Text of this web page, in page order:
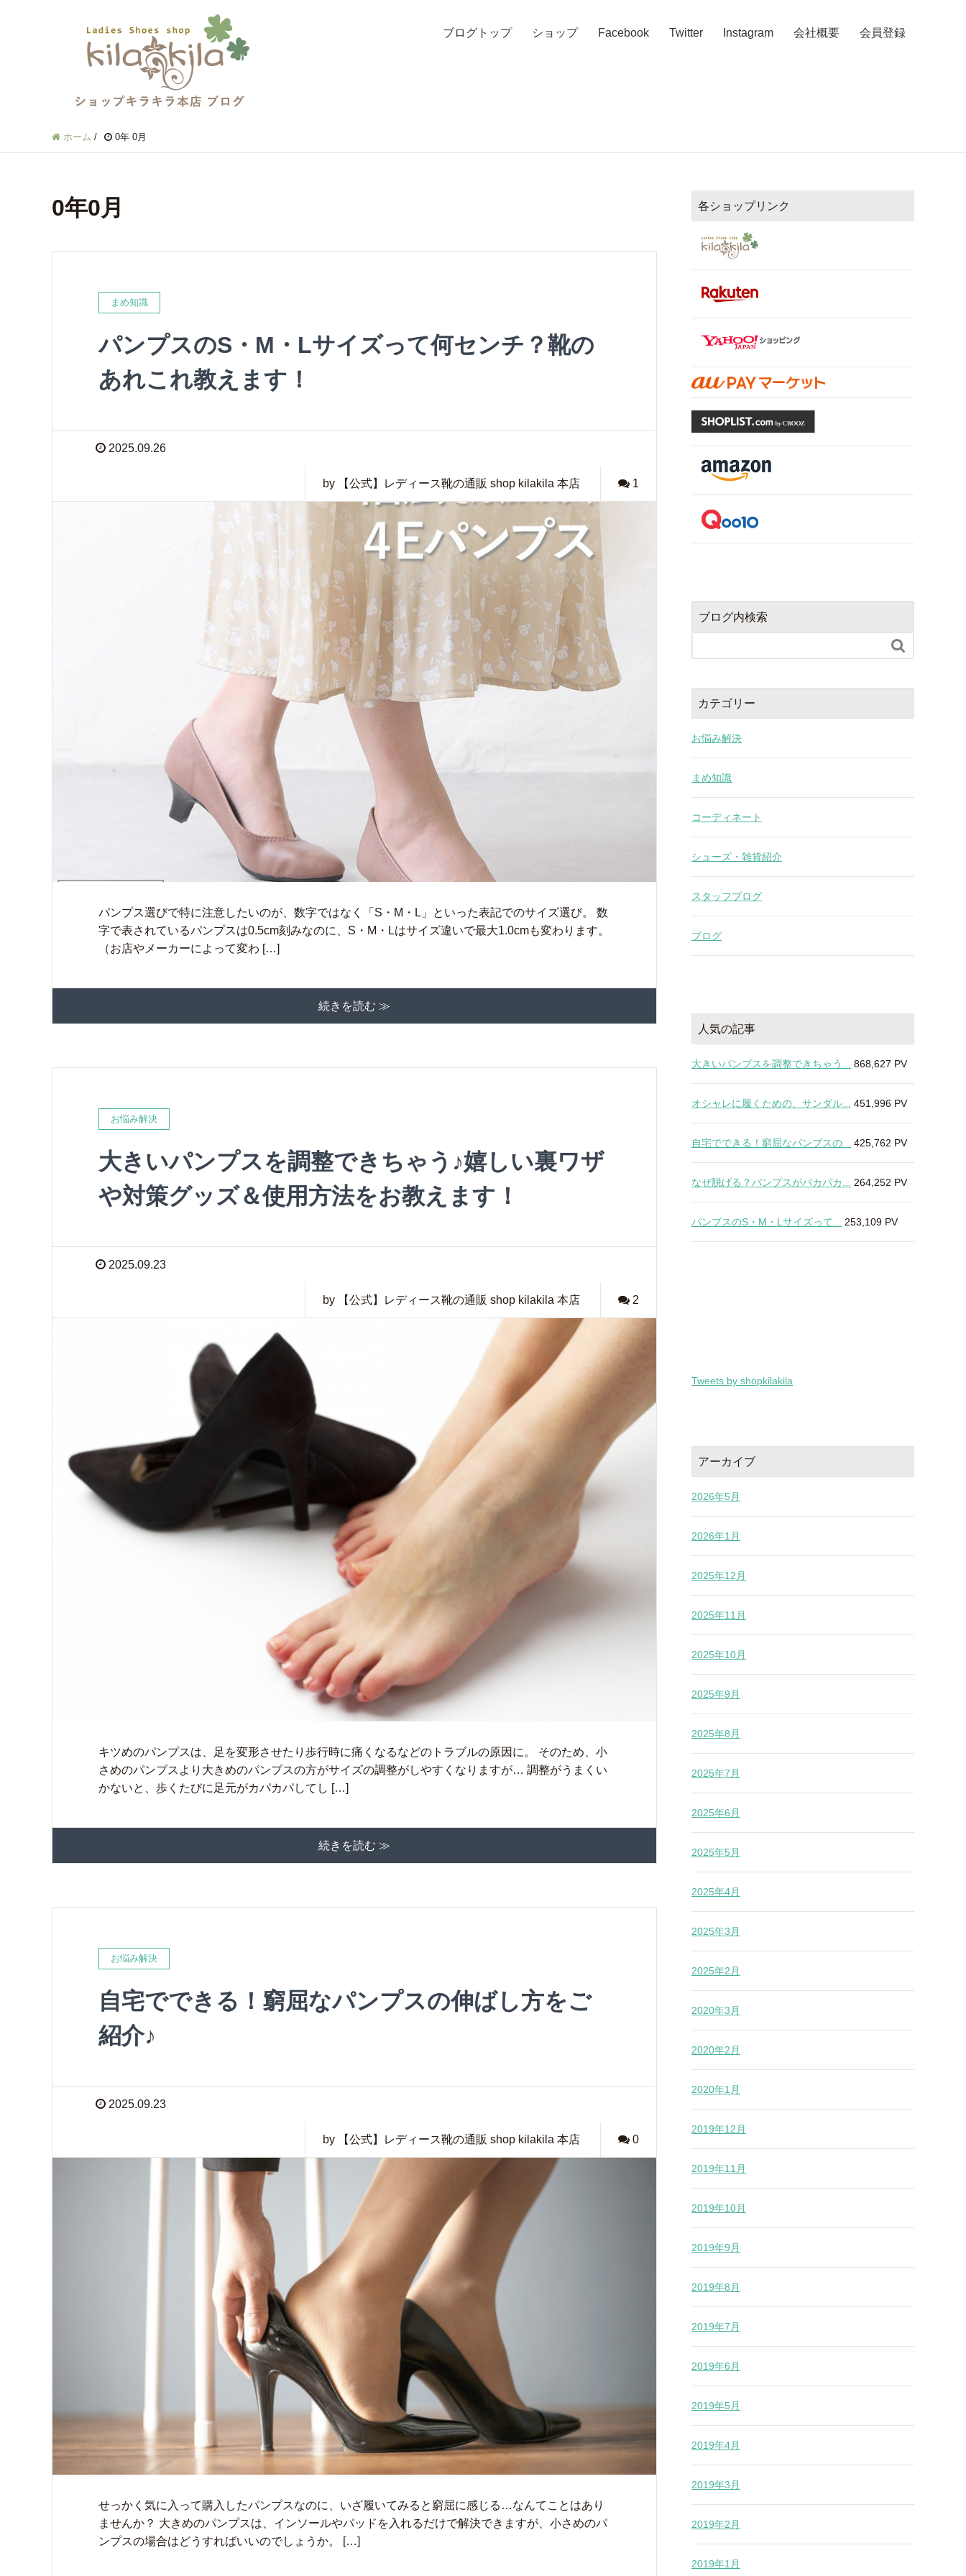
ブログトップ ショップ Facebook Twitter Instagram 会社概要 会員登録
ホーム / 0年 0月
0年0月
まめ知識
パンプスのS・M・Lサイズって何センチ？靴の
あれこれ教えます！
2025.09.26
by 【公式】レディース靴の通販 shop kilakila 本店 1
パンプス選びで特に注意したいのが、数字ではなく「S・M・L」といった表記でのサイズ選び。 数
字で表されているパンプスは0.5cm刻みなのに、S・M・Lはサイズ違いで最大1.0cmも変わります。
（お店やメーカーによって変わ […]
続きを読む ≫
お悩み解決
大きいパンプスを調整できちゃう♪嬉しい裏ワザ
や対策グッズ＆使用方法をお教えます！
2025.09.23
by 【公式】レディース靴の通販 shop kilakila 本店 2
キツめのパンプスは、足を変形させたり歩行時に痛くなるなどのトラブルの原因に。 そのため、小
さめのパンプスより大きめのパンプスの方がサイズの調整がしやすくなりますが… 調整がうまくい
かないと、歩くたびに足元がカパカパしてし […]
続きを読む ≫
お悩み解決
自宅でできる！窮屈なパンプスの伸ばし方をご
紹介♪
2025.09.23
by 【公式】レディース靴の通販 shop kilakila 本店 0
せっかく気に入って購入したパンプスなのに、いざ履いてみると窮屈に感じる…なんてことはあり
ませんか？ 大きめのパンプスは、インソールやパッドを入れるだけで解決できますが、小さめのパ
ンプスの場合はどうすればいいのでしょうか。 […]
各ショップリンク
ブログ内検索

カテゴリー
お悩み解決
まめ知識
コーディネート
シューズ・雑貨紹介
スタッフブログ
ブログ
人気の記事
大きいパンプスを調整できちゃう... 868,627 PV
オシャレに履くための、サンダル... 451,996 PV
自宅でできる！窮屈なパンプスの... 425,762 PV
なぜ脱げる？パンプスがパカパカ... 264,252 PV
パンプスのS・M・Lサイズって... 253,109 PV
Tweets by shopkilakila
アーカイブ
2026年5月
2026年1月
2025年12月
2025年11月
2025年10月
2025年9月
2025年8月
2025年7月
2025年6月
2025年5月
2025年4月
2025年3月
2025年2月
2020年3月
2020年2月
2020年1月
2019年12月
2019年11月
2019年10月
2019年9月
2019年8月
2019年7月
2019年6月
2019年5月
2019年4月
2019年3月
2019年2月
2019年1月